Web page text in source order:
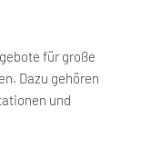
für große
Dazu gehören
und